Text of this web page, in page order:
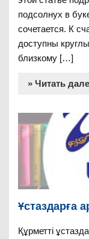
подсолнух в
сочетается. К
доступны
близкому […]
» Читать
Ұстаздарға
Құрметті